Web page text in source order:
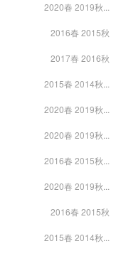
2020春 2019秋...
2016春 2015秋
2017春 2016秋
2015春 2014秋...
2020春 2019秋...
2020春 2019秋...
2016春 2015秋...
2020春 2019秋...
2016春 2015秋
2015春 2014秋...